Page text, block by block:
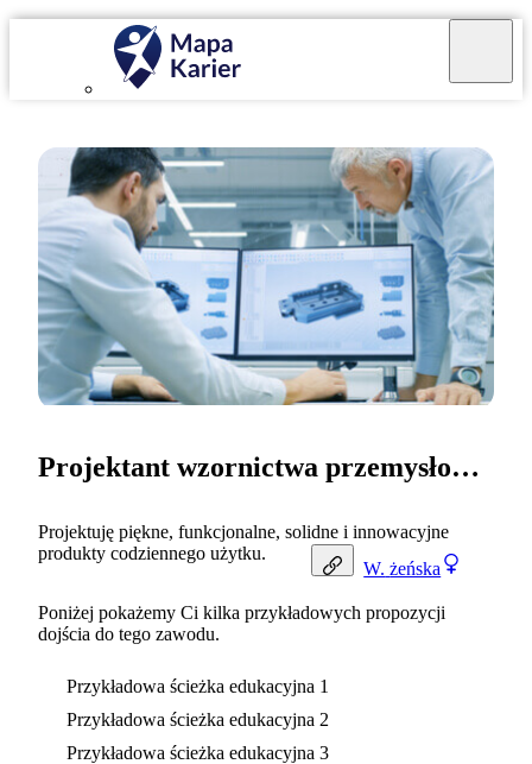
W. żeńska
Projektant wzornictwa przemysłowego
Projektuję piękne, funkcjonalne, solidne i innowacyjne
produkty codziennego użytku.
Poniżej pokażemy Ci kilka przykładowych propozycji
dojścia do tego zawodu.
Przykładowa ścieżka edukacyjna 1
Przykładowa ścieżka edukacyjna 2
Przykładowa ścieżka edukacyjna 3